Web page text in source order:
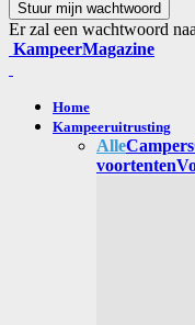
Er zal een wachtwoord
KampeerMagazine
Home
Kampeeruitrusting
AlleCampers
voortenten